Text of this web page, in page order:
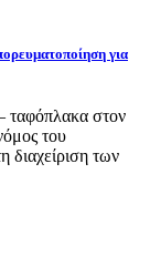
για
ταφόπλακα στον
του
διαχείριση των